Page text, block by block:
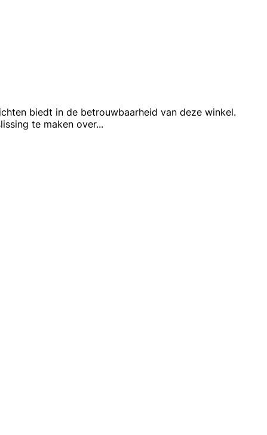
biedt in de betrouwbaarheid van deze winkel.
te maken over...